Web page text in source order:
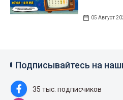
05 Август
Подписывайтесь на
35 тыс. подписчиков